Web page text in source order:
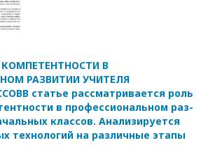
В
РАЗВИТИИ УЧИТЕЛЯ
статье рассматривается роль
в профессиональном раз-
классов. Анализируется
технологий на различные этапы